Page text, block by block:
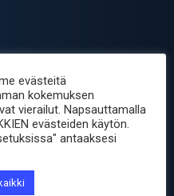
evästeitä
kokemuksen
vierailut. Napsauttamalla
evästeiden käytön.
antaaksesi